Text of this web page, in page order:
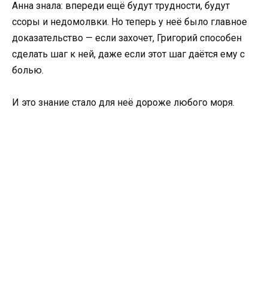
Анна знала: впереди ещё будут трудности, будут
ссоры и недомолвки. Но теперь у неё было главное
доказательство — если захочет, Григорий способен
сделать шаг к ней, даже если этот шаг даётся ему с
болью.
И это знание стало для неё дороже любого моря.